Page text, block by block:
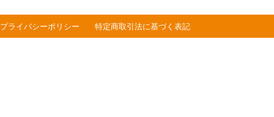
プライバシーポリシー 特定商取引法に基づく表記